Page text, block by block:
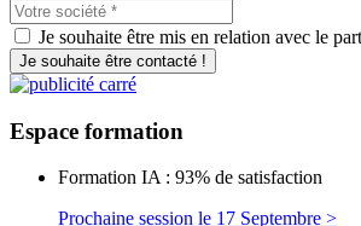
Je souhaite être mis en relation avec le
Je souhaite être contacté !
Espace formation
Formation IA : 93% de satisfaction
Prochaine session le 17 Septembre >